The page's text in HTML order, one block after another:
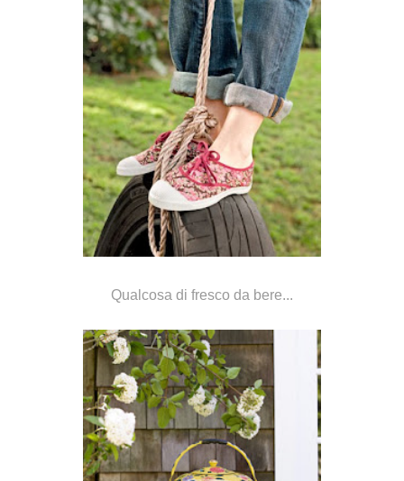
Qualcosa di fresco da bere...